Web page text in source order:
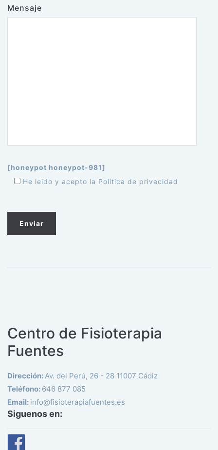
Mensaje
[honeypot honeypot-981]
He leido y acepto la Política de privacidad
Centro de Fisioterapia
Fuentes
Dirección:Av. del Perú, 26 - 28 11007 Cádiz
Teléfono: 646 877 085
Email: info@fisioterapiafuentes.es
Siguenos en: